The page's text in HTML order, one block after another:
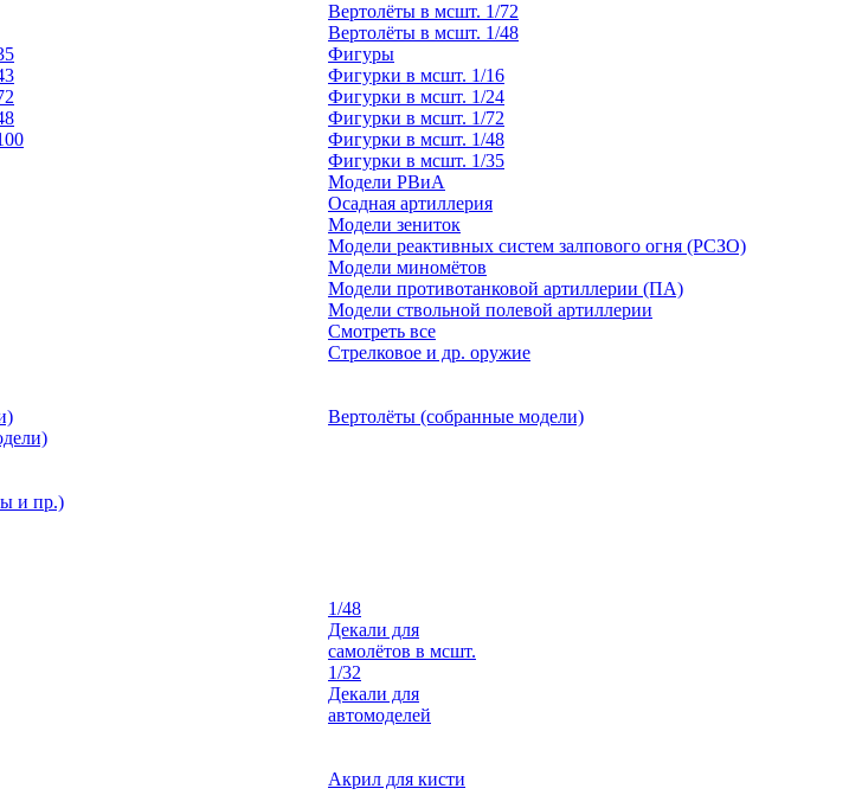
Вертолёты в мсшт. 1/72
Вертолёты в мсшт. 1/48
Фигуры
Фигурки в мсшт. 1/16
Фигурки в мсшт. 1/24
Фигурки в мсшт. 1/72
Фигурки в мсшт. 1/48
Фигурки в мсшт. 1/35
Модели РВиА
Осадная артиллерия
Модели зениток
Модели реактивных систем залпового огня (РСЗО)
Модели миномётов
Модели противотанковой артиллерии (ПА)
Модели ствольной полевой артиллерии
Смотреть все
Стрелковое и др. оружие
Вертолёты (собранные модели)
и пр.)
1/48
Декали для
самолётов в мсшт.
1/32
Декали для
автомоделей
Акрил для кисти